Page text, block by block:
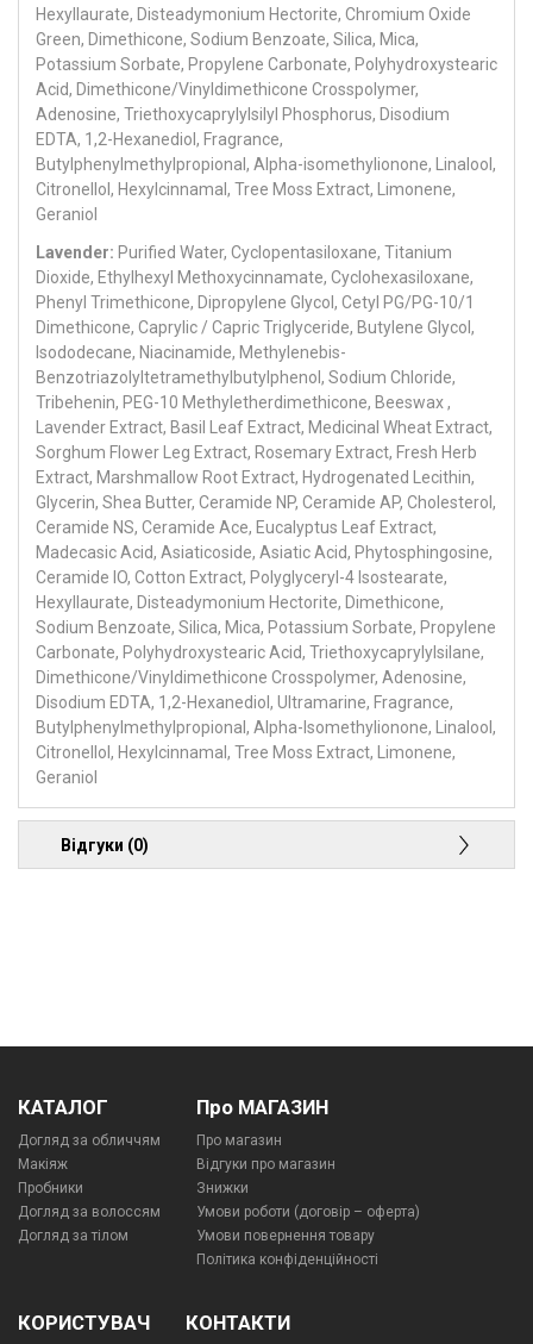
Hexyllaurate, Disteadymonium Hectorite, Chromium Oxide
Green, Dimethicone, Sodium Benzoate, Silica, Mica,
Potassium Sorbate, Propylene Carbonate, Polyhydroxystearic
Acid, Dimethicone/Vinyldimethicone Crosspolymer,
Adenosine, Triethoxycaprylylsilyl Phosphorus, Disodium
EDTA, 1,2-Hexanediol, Fragrance,
Butylphenylmethylpropional, Alpha-isomethylionone, Linalool,
Citronellol, Hexylcinnamal, Tree Moss Extract, Limonene,
Geraniol
Lavender: Purified Water, Cyclopentasiloxane, Titanium
Dioxide, Ethylhexyl Methoxycinnamate, Cyclohexasiloxane,
Phenyl Trimethicone, Dipropylene Glycol, Cetyl PG/PG-10/1
Dimethicone, Caprylic / Capric Triglyceride, Butylene Glycol,
Isododecane, Niacinamide, Methylenebis-
Benzotriazolyltetramethylbutylphenol, Sodium Chloride,
Tribehenin, PEG-10 Methyletherdimethicone, Beeswax ,
Lavender Extract, Basil Leaf Extract, Medicinal Wheat Extract,
Sorghum Flower Leg Extract, Rosemary Extract, Fresh Herb
Extract, Marshmallow Root Extract, Hydrogenated Lecithin,
Glycerin, Shea Butter, Ceramide NP, Ceramide AP, Cholesterol,
Ceramide NS, Ceramide Ace, Eucalyptus Leaf Extract,
Madecasic Acid, Asiaticoside, Asiatic Acid, Phytosphingosine,
Ceramide IO, Cotton Extract, Polyglyceryl-4 Isostearate,
Hexyllaurate, Disteadymonium Hectorite, Dimethicone,
Sodium Benzoate, Silica, Mica, Potassium Sorbate, Propylene
Carbonate, Polyhydroxystearic Acid, Triethoxycaprylylsilane,
Dimethicone/Vinyldimethicone Crosspolymer, Adenosine,
Disodium EDTA, 1,2-Hexanediol, Ultramarine, Fragrance,
Butylphenylmethylpropional, Alpha-Isomethylionone, Linalool,
Citronellol, Hexylcinnamal, Tree Moss Extract, Limonene,
Geraniol
Відгуки (0)
КАТАЛОГ
Догляд за обличчям
Макіяж
Пробники
Догляд за волоссям
Догляд за тілом
Про МАГАЗИН
Про магазин
Відгуки про магазин
Знижки
Умови роботи (договір – оферта)
Умови повернення товару
Політика конфіденційності
КОРИСТУВАЧ КОНТАКТИ